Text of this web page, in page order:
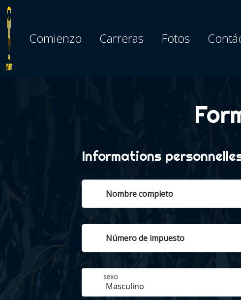
Comienzo Carreras Fotos
Informations
Nombre completo
Número de impuesto
sexo